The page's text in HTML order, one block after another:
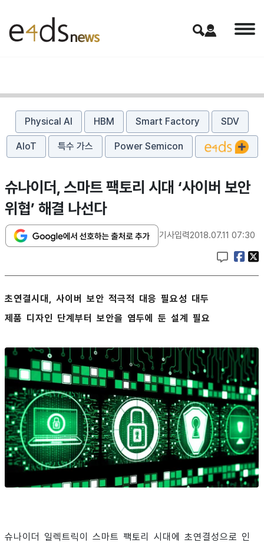
Physical AI HBM Smart Factory SDV
AIoT 특수 가스 Power Semicon
슈나이더, 스마트 팩토리 시대 ‘사이버 보안
위협’ 해결 나선다
기사입력2018.07.11 07:30
초연결시대, 사이버 보안 적극적 대응 필요성 대두
제품 디자인 단계부터 보안을 염두에 둔 설계 필요
슈나이더 일렉트릭이 스마트 팩토리 시대에 초연결성으로 인